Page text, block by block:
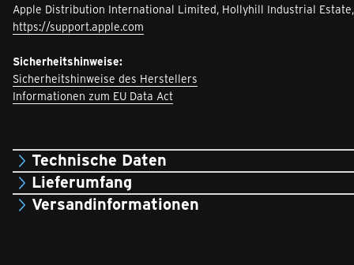
Apple Distribution International Limited, Hollyhill Industrial
https://support.apple.com
Sicherheitshinweise:
Sicherheitshinweise des Herstellers
Informationen zum EU Data Act
Technische Daten
Lieferumfang
Versandinformationen